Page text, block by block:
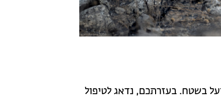
בשטח. בעזרתכם, נדאג לטיפול